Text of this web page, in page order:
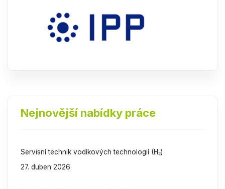
Nejnovější nabídky práce
Servisní technik vodíkových technologií (H₂)
27. duben 2026